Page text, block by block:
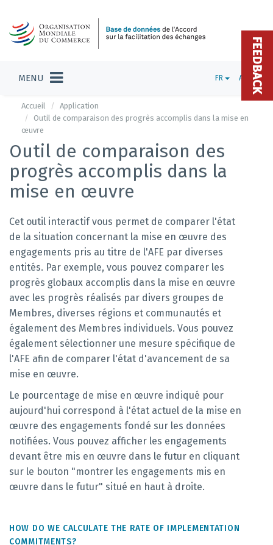
MENU FR ADMIN
Accueil
Application
Outil de comparaison des progrès accomplis dans la mise en
œuvre
Outil de comparaison des
progrès accomplis dans la
mise en œuvre
Cet outil interactif vous permet de comparer l'état
de la situation concernant la mise en œuvre des
engagements pris au titre de l'AFE par diverses
entités. Par exemple, vous pouvez comparer les
progrès globaux accomplis dans la mise en œuvre
avec les progrès réalisés par divers groupes de
Membres, diverses régions et communautés et
également des Membres individuels. Vous pouvez
également sélectionner une mesure spécifique de
l'AFE afin de comparer l'état d'avancement de sa
mise en œuvre.
Le pourcentage de mise en œuvre indiqué pour
aujourd'hui correspond à l'état actuel de la mise en
œuvre des engagements fondé sur les données
notifiées. Vous pouvez afficher les engagements
devant être mis en œuvre dans le futur en cliquant
sur le bouton "montrer les engagements mis en
œuvre dans le futur" situé en haut à droite.
HOW DO WE CALCULATE THE RATE OF IMPLEMENTATION
COMMITMENTS?
FEEDBACK